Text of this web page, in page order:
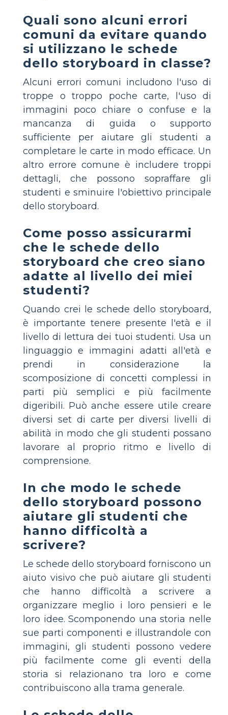
Quali sono alcuni errori
comuni da evitare quando
si utilizzano le schede
dello storyboard in classe?
Alcuni errori comuni includono l'uso di
troppe o troppo poche carte, l'uso di
immagini poco chiare o confuse e la
mancanza di guida o supporto
sufficiente per aiutare gli studenti a
completare le carte in modo efficace. Un
altro errore comune è includere troppi
dettagli, che possono sopraffare gli
studenti e sminuire l'obiettivo principale
dello storyboard.
Come posso assicurarmi
che le schede dello
storyboard che creo siano
adatte al livello dei miei
studenti?
Quando crei le schede dello storyboard,
è importante tenere presente l'età e il
livello di lettura dei tuoi studenti. Usa un
linguaggio e immagini adatti all'età e
prendi in considerazione la
scomposizione di concetti complessi in
parti più semplici e più facilmente
digeribili. Può anche essere utile creare
diversi set di carte per diversi livelli di
abilità in modo che gli studenti possano
lavorare al proprio ritmo e livello di
comprensione.
In che modo le schede
dello storyboard possono
aiutare gli studenti che
hanno difficoltà a
scrivere?
Le schede dello storyboard forniscono un
aiuto visivo che può aiutare gli studenti
che hanno difficoltà a scrivere a
organizzare meglio i loro pensieri e le
loro idee. Scomponendo una storia nelle
sue parti componenti e illustrandole con
immagini, gli studenti possono vedere
più facilmente come gli eventi della
storia si relazionano tra loro e come
contribuiscono alla trama generale.